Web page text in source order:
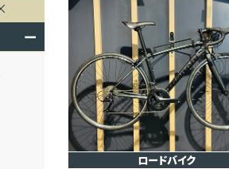
ー
ロードバイク